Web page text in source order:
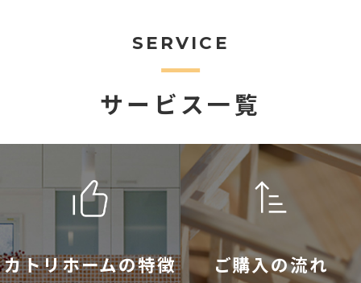
SERVICE
サービス一覧
カトリホームの特徴 ご購入の流れ